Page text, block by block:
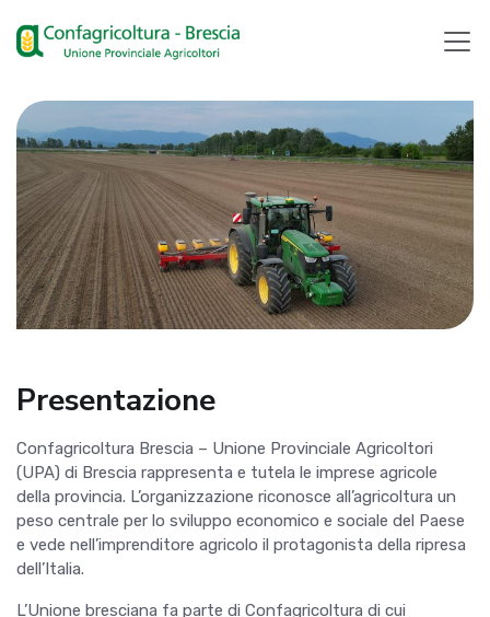
Presentazione
Confagricoltura Brescia – Unione Provinciale Agricoltori
(UPA) di Brescia rappresenta e tutela le imprese agricole
della provincia. L’organizzazione riconosce all’agricoltura un
peso centrale per lo sviluppo economico e sociale del Paese
e vede nell’imprenditore agricolo il protagonista della ripresa
dell’Italia.
L’Unione bresciana fa parte di Confagricoltura di cui